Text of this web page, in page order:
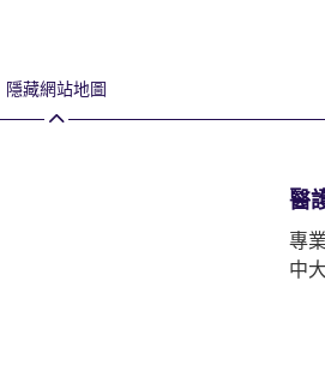
隱藏網站地圖
醫
專
中